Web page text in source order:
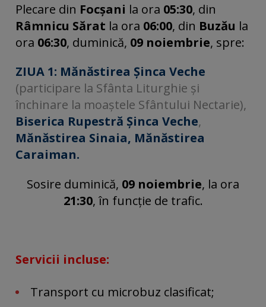
Plecare din Focșani la ora 05:30, din
Râmnicu Sărat la ora 06:00, din Buzău la
ora 06:30, duminică, 09 noiembrie, spre:
ZIUA 1: Mănăstirea Șinca Veche
(participare la Sfânta Liturghie și
închinare la moaștele Sfântului Nectarie),
Biserica Rupestră Șinca Veche,
Mănăstirea Sinaia, Mănăstirea
Caraiman.
Sosire duminică, 09 noiembrie, la ora
21:30, în funcție de trafic.
Servicii incluse:
Transport cu microbuz clasificat;